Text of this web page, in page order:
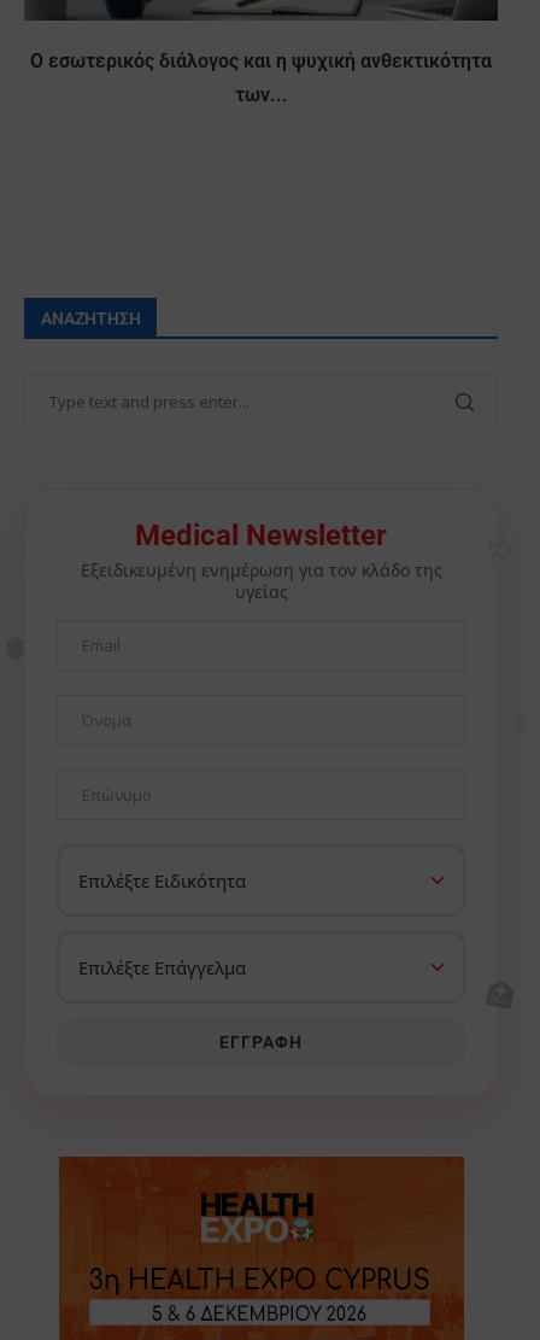
Ο εσωτερικός διάλογος και η ψυχική ανθεκτικότητα
των...
ΑΝΑΖΉΤΗΣΗ
Medical Newsletter
Εξειδικευμένη ενημέρωση για τον κλάδο της
υγείας
ΕΓΓΡΑΦΉ